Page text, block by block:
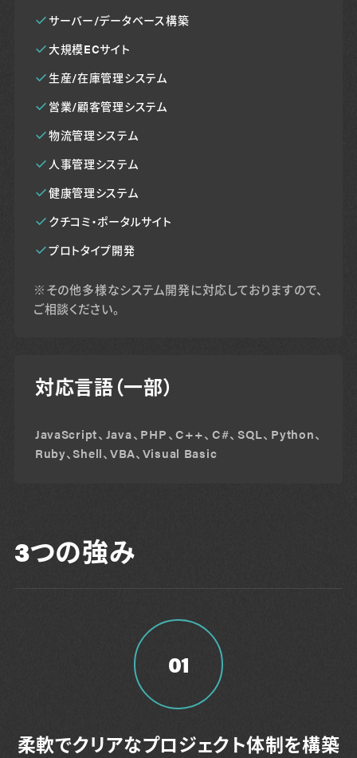
サーバー/データベース構築
大規模ECサイト
生産/在庫管理システム
営業/顧客管理システム
物流管理システム
人事管理システム
健康管理システム
クチコミ・ポータルサイト
プロトタイプ開発
※その他多様なシステム開発に対応しておりますので、
ご相談ください。
対応言語（一部）
JavaScript、Java、PHP、C++、C#、SQL、Python、
Ruby、Shell、VBA、Visual Basic
3つの強み
01
柔軟でクリアなプロジェクト体制を構築